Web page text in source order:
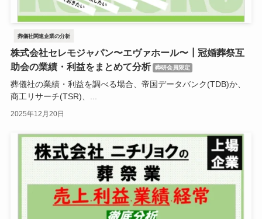
葬儀社関連企業の分析
株式会社セレモジャパン〜エヴァホール〜┃冠婚葬祭互
助会の業績・利益をまとめて分析
葬研会員限定
葬儀社の業績・利益を調べる場合、帝国データバンク(TDB)か、
商工リサーチ(TSR)、...
2025年12月20日